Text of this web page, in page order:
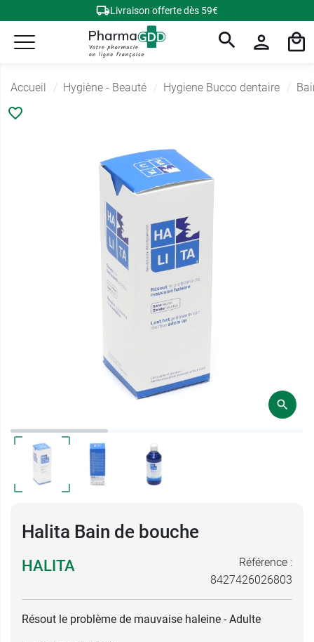
Livraison offerte dès 59€
Accueil Hygiène - Beauté Hygiene Bucco dentaire
Halita Bain de bouche
HALITA
Référence :
8427426026803
Résout le problème de mauvaise haleine - Adulte